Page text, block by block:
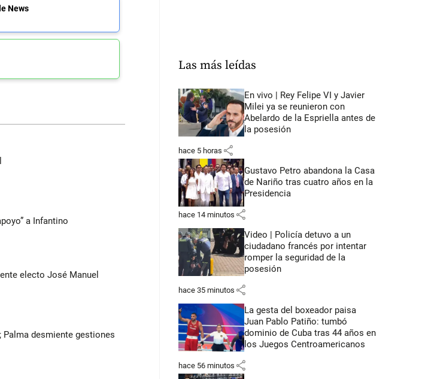
News
a Infantino
electo José Manuel
Palma desmiente gestiones
Las más leídas
En vivo | Rey Felipe VI y Javier
Milei ya se reunieron con
Abelardo de la Espriella antes de
la posesión
hace 5 horas share
Gustavo Petro abandona la Casa
de Nariño tras cuatro años en la
Presidencia
hace 14 minutos share
Video | Policía detuvo a un
ciudadano francés por intentar
romper la seguridad de la
posesión
hace 35 minutos share
La gesta del boxeador paisa
Juan Pablo Patiño: tumbó
dominio de Cuba tras 44 años en
los Juegos Centroamericanos
hace 56 minutos share